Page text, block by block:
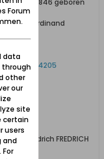
am 19.11.1846 geboren
Ferdinand
Friedrich FREDRICH
Forum
data
through
other
our
site
certain
users
and